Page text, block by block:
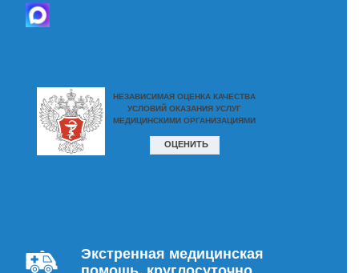
Экстренная медицинская